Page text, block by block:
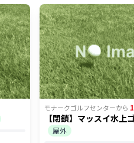
モナークゴルフセンターから
【閉鎖】マッスイ水上
屋外